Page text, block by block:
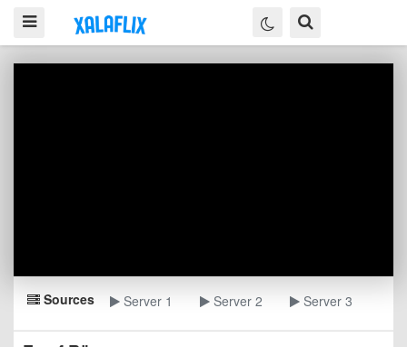
Sources Server 1 Server 2 Server 3